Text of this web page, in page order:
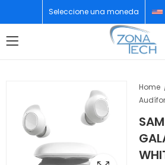
Seleccione una moneda
Home